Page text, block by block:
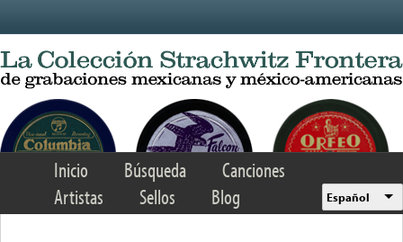
Inicio Búsqueda
Canciones
Artistas
Sellos Blog Español